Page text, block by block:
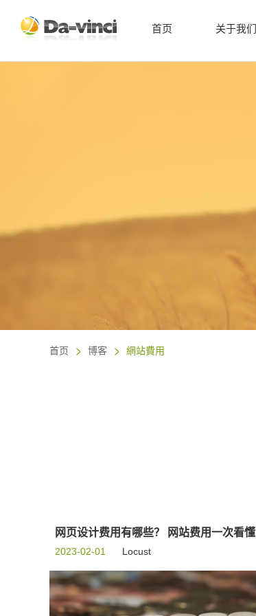
首页 关于我们
首页 博客 網站費用
网页设计费用有哪些？ 网站费用一次看懂
2023-02-01 Locust